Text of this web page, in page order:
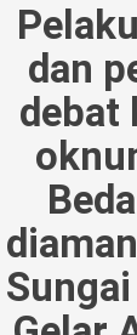
dan
debat